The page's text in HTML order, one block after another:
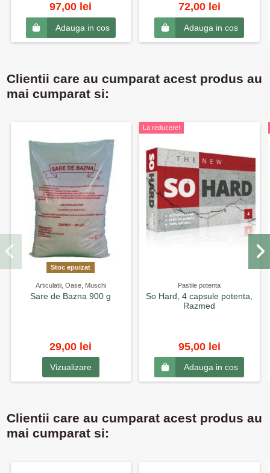
97,00 lei
Adauga in cos
72,00 lei
Adauga in cos
Clientii care au cumparat acest produs au
mai cumparat si:
Stoc epuizat
Articulatii, Oase, Muschi
Sare de Bazna 900 g
29,00 lei
Vizualizare
La reducere!
Pastile potenta
So Hard, 4 capsule potenta,
Razmed
95,00 lei
Adauga in cos
Clientii care au cumparat acest produs au
mai cumparat si: